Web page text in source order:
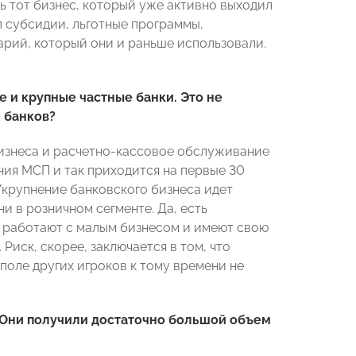
тот бизнес, который уже активно выходил
льготные программы,
который они и раньше использовали.
и крупные частные банки. Это не
и расчетно-кассовое обслуживание
МСП и так приходится на первые 30
банковского бизнеса идет
в розничном сегменте. Да, есть
с малым бизнесом и имеют свою
скорее, заключается в том, что
других игроков к тому времени не
получили достаточно большой объем